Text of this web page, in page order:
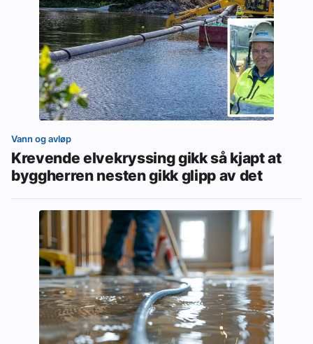
Vann og avløp
Krevende elvekryssing gikk så kjapt at
byggherren nesten gikk glipp av det